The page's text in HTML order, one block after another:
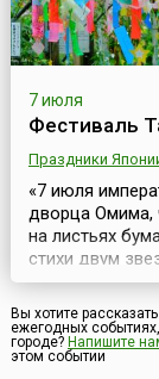
7 июля
Фестиваль
Праздники
«7 июля
дворца Омима,
на листьях
стихи двум
Согласно
встретиться,
— в эту
фестиваля»
Вы хотите
ежегодных
городе? Напишите
этом событии